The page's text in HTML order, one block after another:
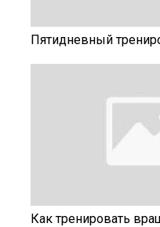
Пятидневный
Как тренировать